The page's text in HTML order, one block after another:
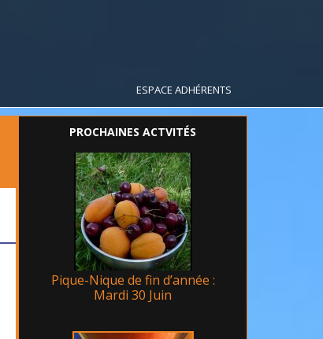
ESPACE ADHÉRENTS
PROCHAINES ACTVITÉS
Pique-Nique de fin d’année :
Mardi 30 Juin